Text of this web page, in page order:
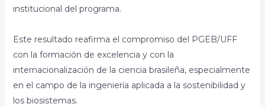
institucional del programa.
Este resultado reafirma el compromiso del PGEB/UFF
con la formación de excelencia y con la
internacionalización de la ciencia brasileña, especialmente
en el campo de la ingeniería aplicada a la sostenibilidad y
los biosistemas.